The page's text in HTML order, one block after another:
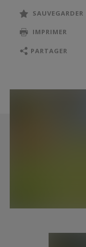
spécialiste de la
propriétés
Les informations
SAUVEGARDER
IMPRIMER
PARTAGER